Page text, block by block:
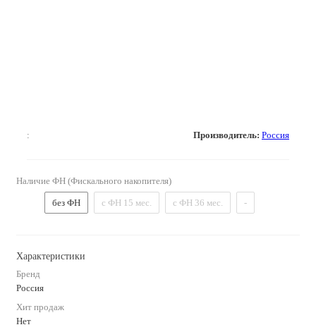
: Производитель: Россия
Наличие ФН (Фискального накопителя)
без ФН с ФН 15 мес. с ФН 36 мес. -
Характеристики
Бренд
Россия
Хит продаж
Нет